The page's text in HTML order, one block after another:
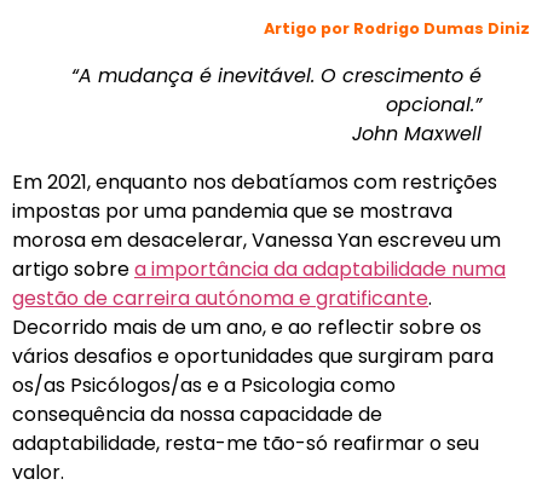
Artigo por Rodrigo Dumas Diniz
“A mudança é inevitável. O crescimento é
opcional.”
John Maxwell
Em 2021, enquanto nos debatíamos com restrições
impostas por uma pandemia que se mostrava
morosa em desacelerar, Vanessa Yan escreveu um
artigo sobrea importância da adaptabilidade numa
gestão de carreira autónoma e gratificante.
Decorrido mais de um ano, e ao reflectir sobre os
vários desafios e oportunidades que surgiram para
os/as Psicólogos/as e a Psicologia como
consequência da nossa capacidade de
adaptabilidade, resta-me tão-só reafirmar o seu
valor.